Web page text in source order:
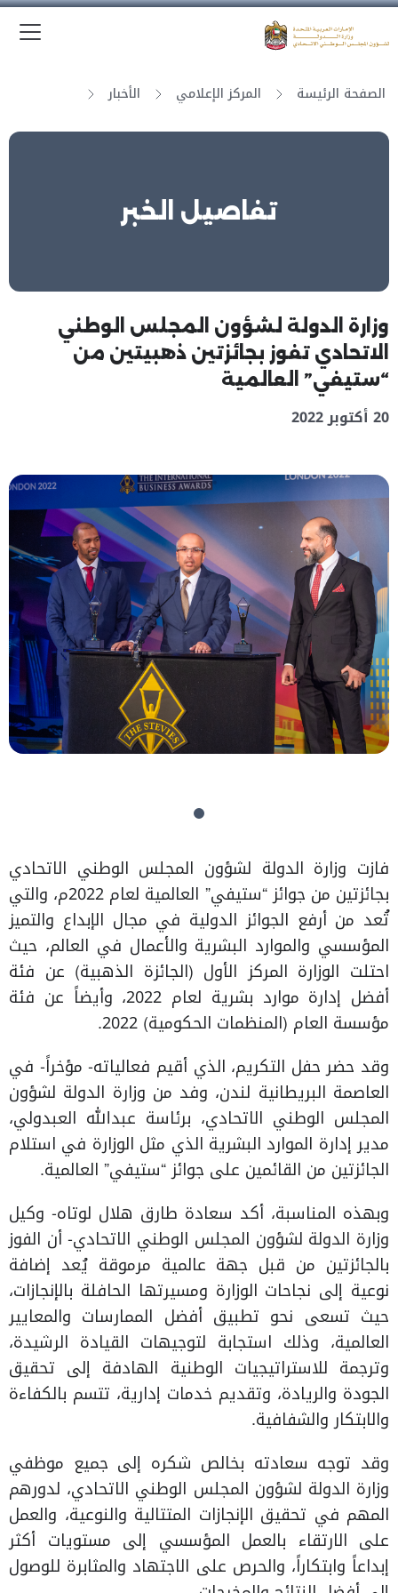
الصفحة الرئيسة المركز الإعلامي الأخبار
تفاصيل الخبر
وزارة الدولة لشؤون المجلس الوطني
الاتحادي تفوز بجائزتين ذهبيتين من
“ستيفي” العالمية
20 أكتوبر 2022
فازت وزارة الدولة لشؤون المجلس الوطني الاتحادي
بجائزتين من جوائز “ستيفي” العالمية لعام 2022م، والتي
تُعد من أرفع الجوائز الدولية في مجال الإبداع والتميز
المؤسسي والموارد البشرية والأعمال في العالم، حيث
احتلت الوزارة المركز الأول (الجائزة الذهبية) عن فئة
أفضل إدارة موارد بشرية لعام 2022، وأيضاً عن فئة
مؤسسة العام (المنظمات الحكومية) 2022.
وقد حضر حفل التكريم، الذي أقيم فعالياته- مؤخراً- في
العاصمة البريطانية لندن، وفد من وزارة الدولة لشؤون
المجلس الوطني الاتحادي، برئاسة عبدالله العبدولي،
مدير إدارة الموارد البشرية الذي مثل الوزارة في استلام
الجائزتين من القائمين على جوائز “ستيفي” العالمية.
وبهذه المناسبة، أكد سعادة طارق هلال لوتاه- وكيل
وزارة الدولة لشؤون المجلس الوطني الاتحادي- أن الفوز
بالجائزتين من قبل جهة عالمية مرموقة يُعد إضافة
نوعية إلى نجاحات الوزارة ومسيرتها الحافلة بالإنجازات،
حيث تسعى نحو تطبيق أفضل الممارسات والمعايير
العالمية، وذلك استجابة لتوجيهات القيادة الرشيدة،
وترجمة للاستراتيجيات الوطنية الهادفة إلى تحقيق
الجودة والريادة، وتقديم خدمات إدارية، تتسم بالكفاءة
والابتكار والشفافية.
وقد توجه سعادته بخالص شكره إلى جميع موظفي
وزارة الدولة لشؤون المجلس الوطني الاتحادي، لدورهم
المهم في تحقيق الإنجازات المتتالية والنوعية، والعمل
على الارتقاء بالعمل المؤسسي إلى مستويات أكثر
إبداعاً وابتكاراً، والحرص على الاجتهاد والمثابرة للوصول